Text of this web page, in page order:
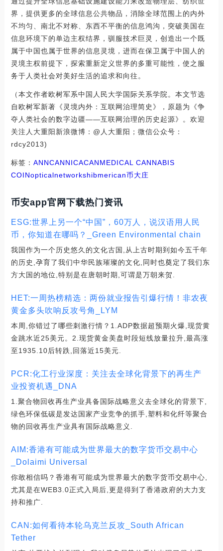
界，提供更多的全球信息公共物品，消除全球范围上的内外
不均匀、南北不对称、东西不平衡的信息鸿沟，突破美国在
信息环境下的单边主权结界，驯服技术巨灵，创造出一个既
属于中国也属于世界的信息灵境，进而在保卫属于中国人的
灵境主权前提下，探索重新定义世界的多重可能性，使之服
务于人类社会对美好生活的追求和向往。
（本文作者欧树军系中国人民大学国际关系学院。本文节选
自欧树军新著《灵境内外：互联网治理简史》，原题为《争
夺人类社会的数字边疆——互联网治理的历史起源》。欢迎
关注人大重阳新浪微博：@人大重阳；微信公众号：
rdcy2013)
标签： ANNCANNICACANMEDICAL CANNABIS
COINopticalnetworkshibmerican币大庄
币安app官网下载热门资讯
ESG:世界上另一个“中国”，60万人，说汉语用人民
币，你知道在哪吗？_Green Environmental chain
我国作为一个历史悠久的文化古国,从上古时期到如今五千年
的历史,孕育了我们中华民族璀璨的文化,同时也奠定了我们东
方大国的地位,特别是在唐朝时期,可谓是万朝来贺.
HET:一周热榜精选：两份就业报告引爆行情！非农夜
黄金多头吹响反攻号角_LYM
本周,你错过了哪些刺激行情？1.ADP数据超预期火爆,现货黄
金跳水近25美元。2.现货黄金美盘时段短线放量拉升,最高涨
至1935.10后转跌,回落近15美元.
PCR:化工行业深度：关注去全球化背景下的再生产
业投资机遇_DNA
1.聚合物回收再生产业具备国际战略意义去全球化的背景下,
绿色环保低碳是发达国家产业竞争的抓手,塑料和化纤等聚合
物的回收再生产业具有国际战略意义.
AIM:香港有可能成为世界最大的数字货币交易中心
_Dolaimi Universal
你敢相信吗？香港有可能成为世界最大的数字货币交易中心,
尤其是在WEB3.0正式入局后,更是得到了香港政府的大力支
持和推广.
CAN:如何看待本轮乌克兰反攻_South African
Tether